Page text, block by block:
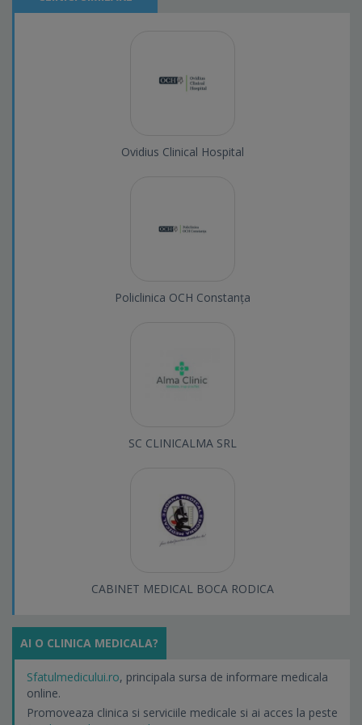
Ovidius Clinical Hospital
Policlinica OCH Constanța
SC CLINICALMA SRL
CABINET MEDICAL BOCA RODICA
AI O CLINICA MEDICALA?
Sfatulmedicului.ro, principala sursa de informare medicala
online.
Promoveaza clinica si serviciile medicale si ai acces la peste